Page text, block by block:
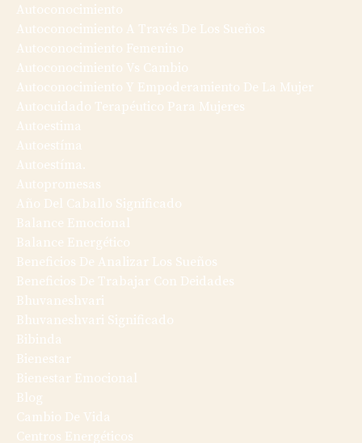
Autoconocimiento
Autoconocimiento A Través De Los Sueños
Autoconocimiento Femenino
Autoconocimiento Vs Cambio
Autoconocimiento Y Empoderamiento De La Mujer
Autocuidado Terapéutico Para Mujeres
Autoestima
Autoestíma
Autoestíma.
Autopromesas
Año Del Caballo Significado
Balance Emocional
Balance Energético
Beneficios De Analizar Los Sueños
Beneficios De Trabajar Con Deidades
Bhuvaneshvari
Bhuvaneshvari Significado
Bibinda
Bienestar
Bienestar Emocional
Blog
Cambio De Vida
Centros Energéticos